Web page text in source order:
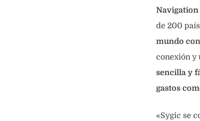
Navigation
de 200
mundo
conexión y
sencilla y
gastos
«Sygic se